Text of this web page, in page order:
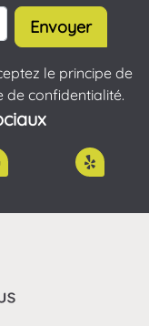
Envoyer
le principe de
de confidentialité.